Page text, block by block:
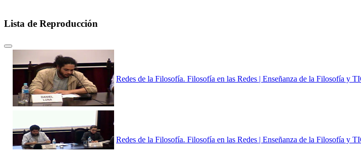
Lista de Reproducción
Redes de la Filosofía. Filosofía en las Redes | Enseñanza de la Filosofía y
Redes de la Filosofía. Filosofía en las Redes | Enseñanza de la Filosofía y